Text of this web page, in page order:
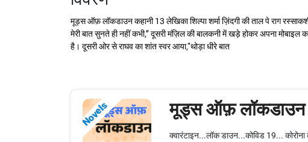
मूड्स ऑफ़ लॉकडाउन कहानी 13 लेखिका शिल्पा शर्मा ज़िंदगी की ताल पे राग
मेरी बात सुनते ही नहीं कभी,’’ दूसरी मंज़िल की बालकनी में खड़े होकर अपना
है। दूसरी ओर से राघव का शांत स्वर आया,‘‘थोड़ा धीरे बात
Novels मूड्स ऑफ़ लॉकडाउन
क्वारंटाइन...लॉक डाउन...कोविड 19...